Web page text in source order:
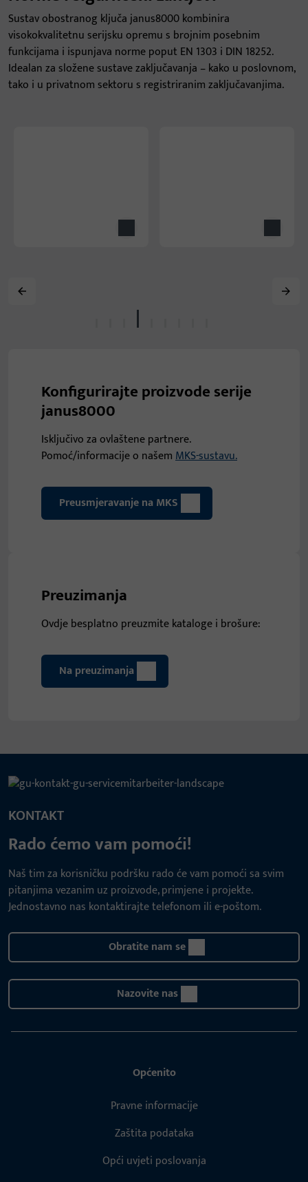
Sustav obostranog ključa janus8000 kombinira
visokokvalitetnu serijsku opremu s brojnim posebnim
funkcijama i ispunjava norme poput EN 1303 i DIN 18252.
Idealan za složene sustave zaključavanja – kako u poslovnom,
tako i u privatnom sektoru s registriranim zaključavanjima.
Konfigurirajte proizvode serije
janus8000
Isključivo za ovlaštene partnere.
Pomoć/informacije o našemMKS-sustavu.
Preusmjeravanje na MKS
Preuzimanja
Ovdje besplatno preuzmite kataloge i brošure:
Na preuzimanja
KONTAKT
Rado ćemo vam pomoći!
Naš tim za korisničku podršku rado će vam pomoći sa svim
pitanjima vezanim uz proizvode, primjene i projekte.
Jednostavno nas kontaktirajte telefonom ili e-poštom.
Obratite nam se
Nazovite nas
Općenito
Pravne informacije
Zaštita podataka
Opći uvjeti poslovanja